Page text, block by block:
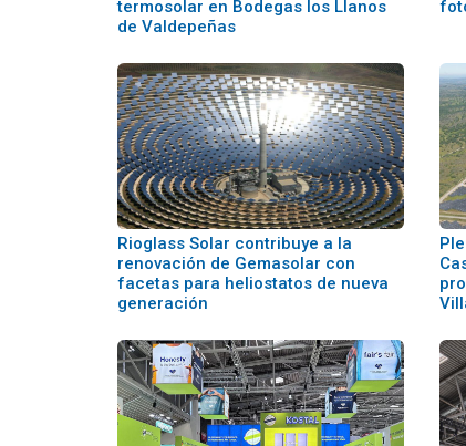
termosolar en Bodegas los Llanos
de Valdepeñas
Rioglass Solar contribuye a la
renovación de Gemasolar con
facetas para heliostatos de nueva
generación